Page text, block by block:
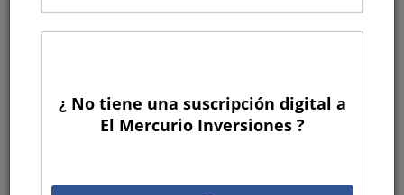
¿ No tiene una suscripción digital a
El Mercurio Inversiones ?